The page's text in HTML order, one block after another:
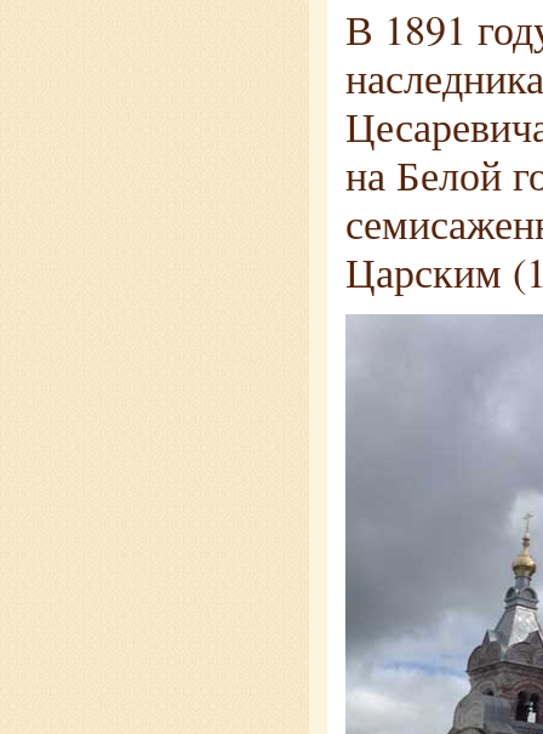
В 1891
на Белой
Царским